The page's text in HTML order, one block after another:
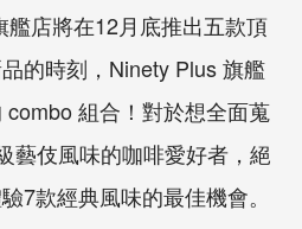
店將在12月底推出五款頂
的時刻，Ninety Plus 旗艦
組合！對於想全面蒐
藝伎風味的咖啡愛好者，絕
7款經典風味的最佳機會。